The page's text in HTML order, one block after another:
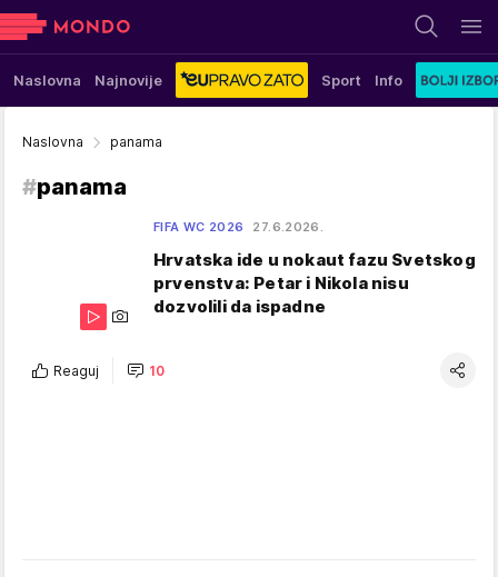
Naslovna Najnovije Sport Info
Naslovna panama
#panama
FIFA WC 2026 27.6.2026.
Hrvatska ide u nokaut fazu Svetskog
prvenstva: Petar i Nikola nisu
dozvolili da ispadne
Reaguj 10